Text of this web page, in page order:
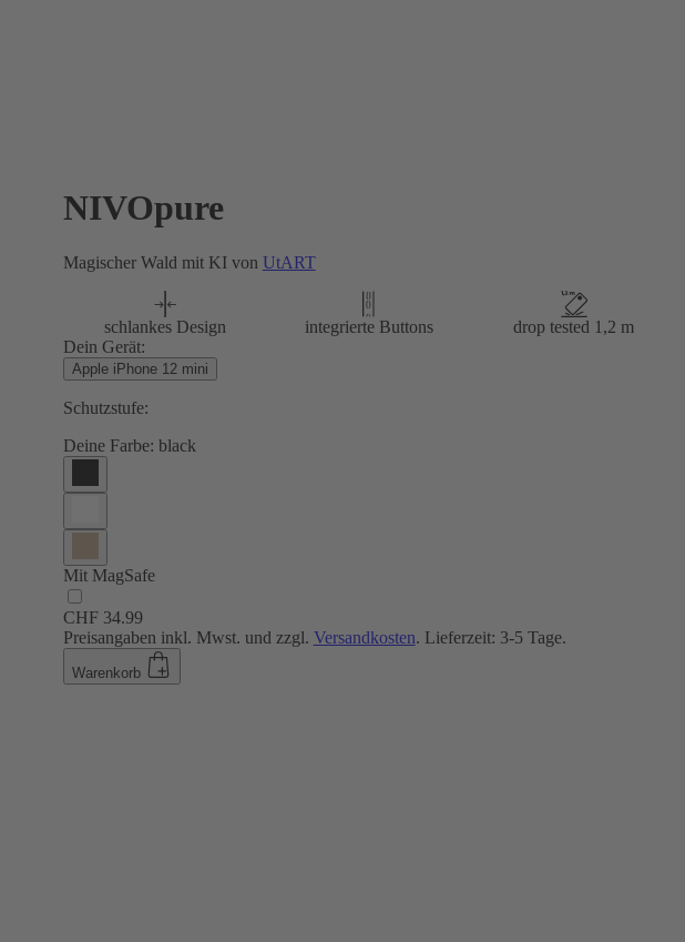
NIVOpure
Magischer Wald mit KI von UtART
schlankes Design integrierte Buttons
drop tested 1,2 m
Dein Gerät:
Apple iPhone 12 mini
Schutzstufe:
Deine Farbe: black
Mit MagSafe
CHF 34.99
Preisangaben inkl. Mwst. und zzgl. Versandkosten. Lieferzeit: 3-5 Tage.
Warenkorb